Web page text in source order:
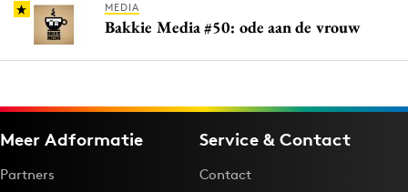
MEDIA
Bakkie Media #50: ode aan de vrouw
Meer Adformatie
Partners
Service & Contact
Contact